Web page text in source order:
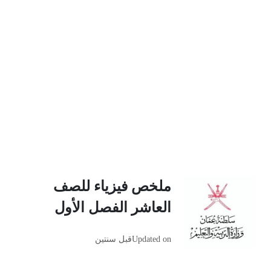
ملخص فيزياء للصف
العاشر الفصل الأول
Updated onقبل سنتين